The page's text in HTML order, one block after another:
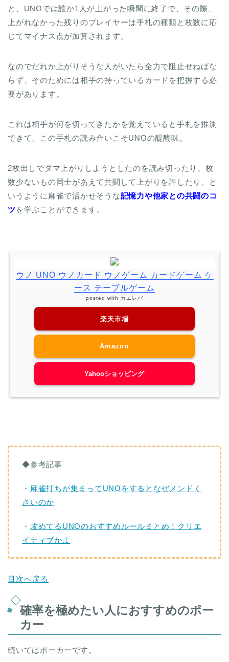
と、 UNOでは誰か1人が上がった瞬間に終了で、その際、
上がれなかった残りのプレイヤーは手札の種類と枚数に応
じてマイナス点が加算されます。
なのでだれか上がりそうな人がいたら全力で阻止せねばな
らず、そのためには相手の持っているカードを把握する必
要があります。
これは相手が何を切ってきたかを覚えていると手札を推測
できて、この手札の読み合いこそUNOの醍醐味。
2枚出しでダマ上がりしようとしたのを読み切ったり、枚
数少ないもの同士があえて共闘して上がりを許したり、と
いうように麻雀で活かせそうな記憶力や他家との共闘のコ
ツ を学ぶことができます。
ウノ UNO ウノカード ウノゲーム カードゲーム ケ
ース テーブルゲーム
posted with カエレバ
楽天市場
Amazon
Yahooショッピング
◆参考記事
・ 麻雀打ちが集まってUNOをするとなぜメンドく
さいのか
・ 攻めてるUNOのおすすめルールまとめ！クリエ
イティブかよ
目次へ戻る
確率を極めたい人におすすめのポー
カー
続いてはポーカーです。